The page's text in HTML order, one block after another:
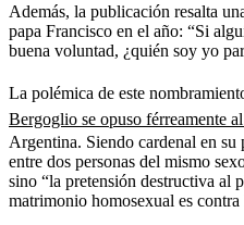
Además, la publicación resalta
papa Francisco en el año: “Si
buena voluntad, ¿quién soy yo
La polémica de este
Bergoglio se opuso férreamente
Argentina. Siendo cardenal en su
entre dos personas del mismo
sino “la pretensión destructiva al
matrimonio homosexual es